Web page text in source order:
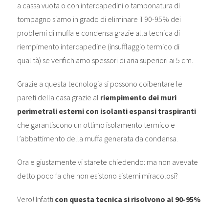
a cassa vuota o con intercapedini o tamponatura di
tompagno siamo in grado di eliminare il 90-95% dei
problemi di muffa e condensa grazie alla tecnica di
riempimento intercapedine (insufflaggio termico di
qualità) se verifichiamo spessori di aria superiori ai 5 cm.
Grazie a questa tecnologia si possono coibentare le
pareti della casa grazie al riempimento dei muri
perimetrali esterni con isolanti espansi traspiranti
che garantiscono un ottimo isolamento termico e
l’abbattimento della muffa generata da condensa.
Ora e giustamente vi starete chiedendo: ma non avevate
detto poco fa che non esistono sistemi miracolosi?
Vero! Infatti con questa tecnica si risolvono al 90-95%